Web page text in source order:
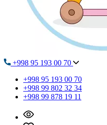
+998 95 193 00 70
+998 95 193 00 70
+998 99 802 32 34
+998 99 878 19 11